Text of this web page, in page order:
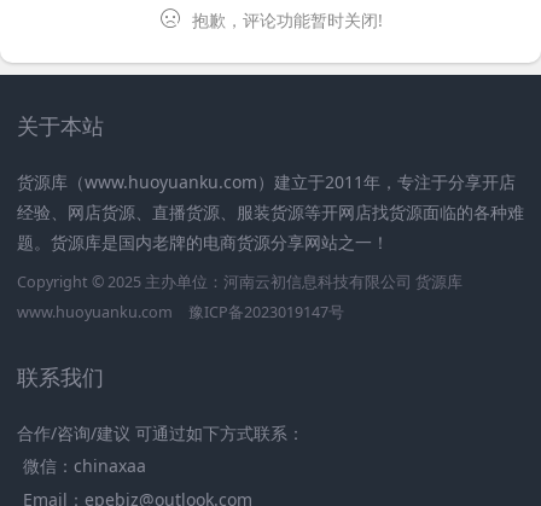
抱歉，评论功能暂时关闭!
关于本站
货源库（www.huoyuanku.com）建立于2011年，专注于分享开店
经验、网店货源、直播货源、服装货源等开网店找货源面临的各种难
题。货源库是国内老牌的电商货源分享网站之一！
Copyright © 2025 主办单位：河南云初信息科技有限公司 货源库
www.huoyuanku.com
豫ICP备2023019147号
联系我们
合作/咨询/建议 可通过如下方式联系：
微信：chinaxaa
Email：epebiz@outlook.com